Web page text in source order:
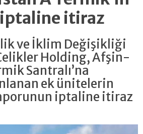
itiraz
ve İklim Değişikliği
Holding, Afşin-
Santralı’na
ek ünitelerin
iptaline itiraz